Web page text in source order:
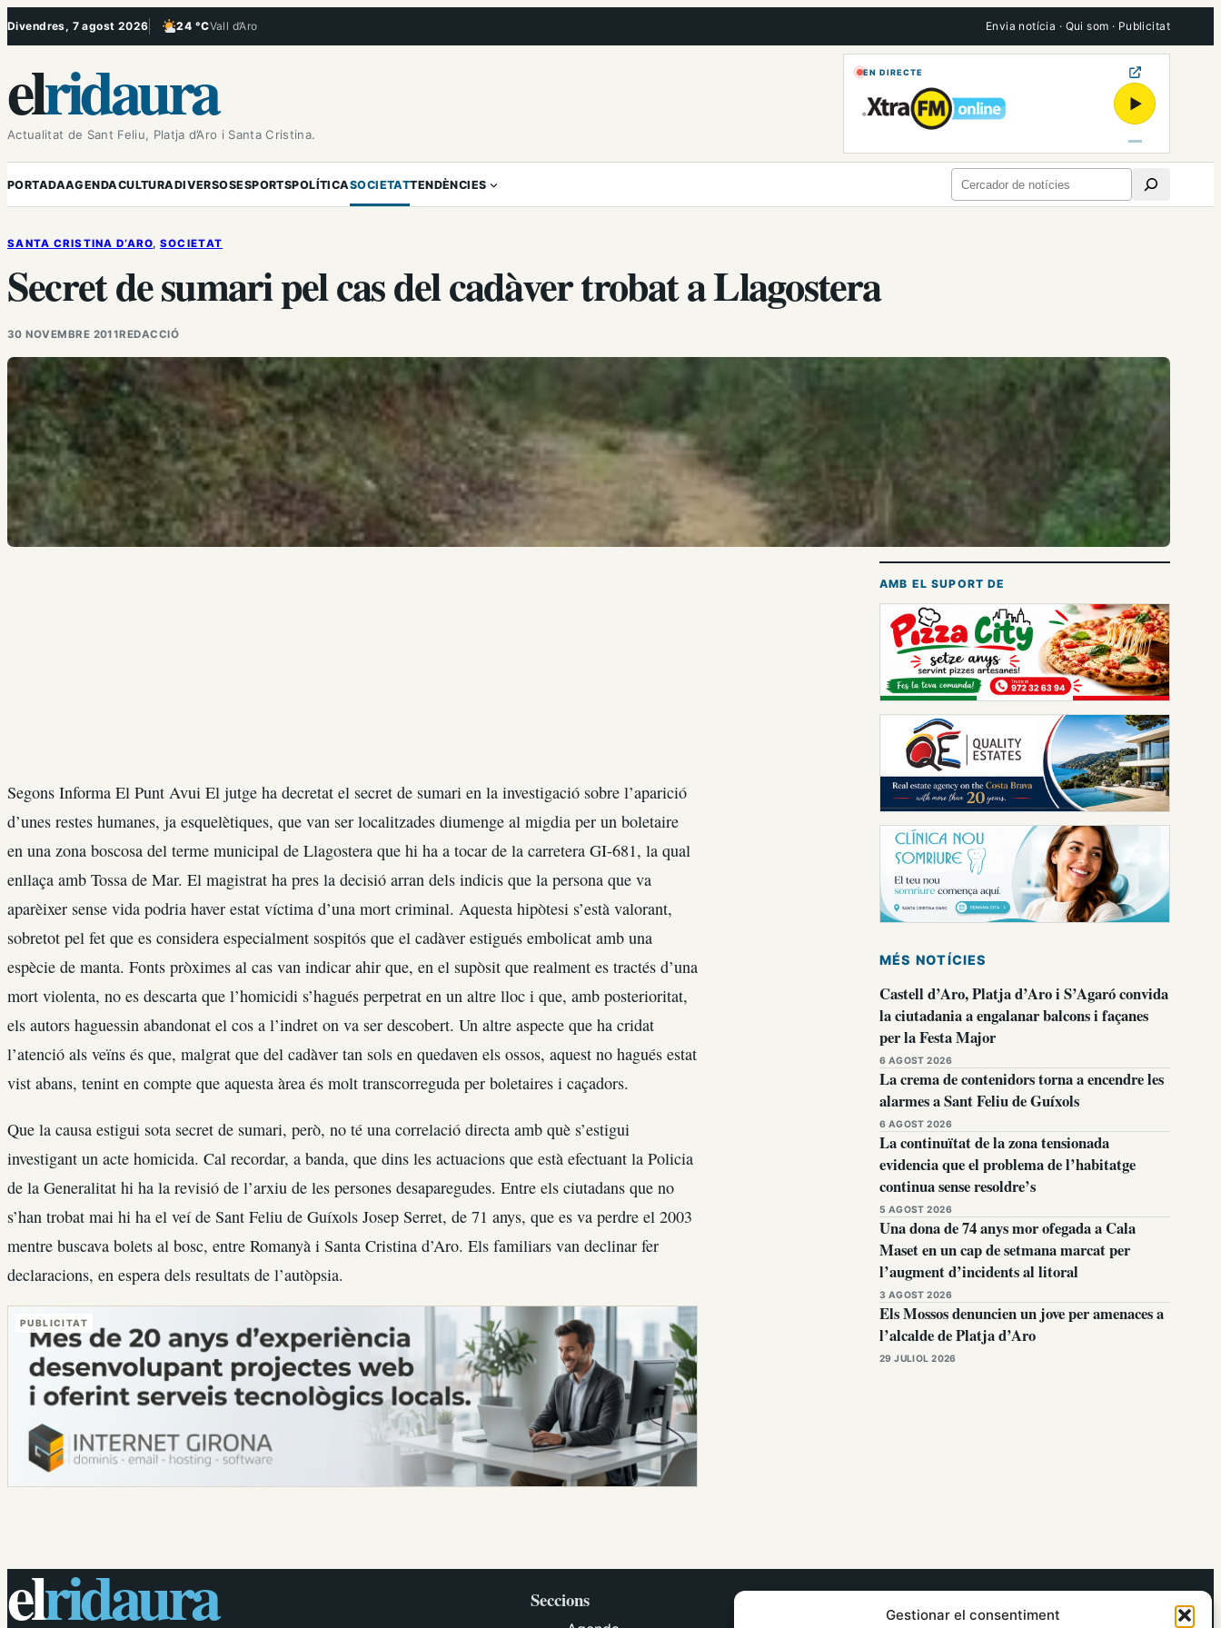
Gestionar el consentiment
Vés
Divendres, 7 agost 2026 24 °CVall d’Aro
, Poc ennuvolat Envia notícia · Qui som · Publicitat
elridaura
Actualitat de Sant Feliu, Platja d’Aro i Santa Cristina.
EN DIRECTE
▶
PORTADAAGENDACULTURADIVERSOSESPORTSPOLÍTICASOCIETATTENDÈNCIES Cerca
SANTA CRISTINA D’ARO, SOCIETAT
Secret de sumari pel cas del cadàver trobat a Llagostera
30 NOVEMBRE 2011REDACCIÓ
Segons Informa El Punt Avui El jutge ha decretat el secret de sumari en la investigació sobre l’aparició
d’unes restes humanes, ja esquelètiques, que van ser localitzades diumenge al migdia per un boletaire
en una zona boscosa del terme municipal de Llagostera que hi ha a tocar de la carretera GI-681, la qual
enllaça amb Tossa de Mar. El magistrat ha pres la decisió arran dels indicis que la persona que va
aparèixer sense vida podria haver estat víctima d’una mort criminal. Aquesta hipòtesi s’està valorant,
sobretot pel fet que es considera especialment sospitós que el cadàver estigués embolicat amb una
espècie de manta. Fonts pròximes al cas van indicar ahir que, en el supòsit que realment es tractés d’una
mort violenta, no es descarta que l’homicidi s’hagués perpetrat en un altre lloc i que, amb posterioritat,
els autors haguessin abandonat el cos a l’indret on va ser descobert. Un altre aspecte que ha cridat
l’atenció als veïns és que, malgrat que del cadàver tan sols en quedaven els ossos, aquest no hagués estat
vist abans, tenint en compte que aquesta àrea és molt transcorreguda per boletaires i caçadors.
Que la causa estigui sota secret de sumari, però, no té una correlació directa amb què s’estigui
investigant un acte homicida. Cal recordar, a banda, que dins les actuacions que està efectuant la Policia
de la Generalitat hi ha la revisió de l’arxiu de les persones desaparegudes. Entre els ciutadans que no
s’han trobat mai hi ha el veí de Sant Feliu de Guíxols Josep Serret, de 71 anys, que es va perdre el 2003
mentre buscava bolets al bosc, entre Romanyà i Santa Cristina d’Aro. Els familiars van declinar fer
declaracions, en espera dels resultats de l’autòpsia.
PUBLICITAT
AMB EL SUPORT DE
MÉS NOTÍCIES
Castell d’Aro, Platja d’Aro i S’Agaró convida
la ciutadania a engalanar balcons i façanes
per la Festa Major
6 AGOST 2026
La crema de contenidors torna a encendre les
alarmes a Sant Feliu de Guíxols
6 AGOST 2026
La continuïtat de la zona tensionada
evidencia que el problema de l’habitatge
continua sense resoldre’s
5 AGOST 2026
Una dona de 74 anys mor ofegada a Cala
Maset en un cap de setmana marcat per
l’augment d’incidents al litoral
3 AGOST 2026
Els Mossos denuncien un jove per amenaces a
l’alcalde de Platja d’Aro
29 JULIOL 2026
elridaura Seccions